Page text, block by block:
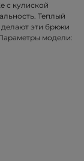
с кулиской
Теплый
эти брюки
модели: